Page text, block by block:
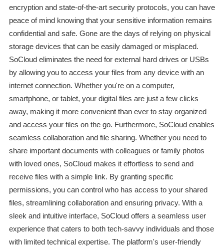
encryption and state-of-the-art security protocols, you can have
peace of mind knowing that your sensitive information remains
confidential and safe. Gone are the days of relying on physical
storage devices that can be easily damaged or misplaced.
SoCloud eliminates the need for external hard drives or USBs
by allowing you to access your files from any device with an
internet connection. Whether you're on a computer,
smartphone, or tablet, your digital files are just a few clicks
away, making it more convenient than ever to stay organized
and access your files on the go. Furthermore, SoCloud enables
seamless collaboration and file sharing. Whether you need to
share important documents with colleagues or family photos
with loved ones, SoCloud makes it effortless to send and
receive files with a simple link. By granting specific
permissions, you can control who has access to your shared
files, streamlining collaboration and ensuring privacy. With a
sleek and intuitive interface, SoCloud offers a seamless user
experience that caters to both tech-savvy individuals and those
with limited technical expertise. The platform's user-friendly